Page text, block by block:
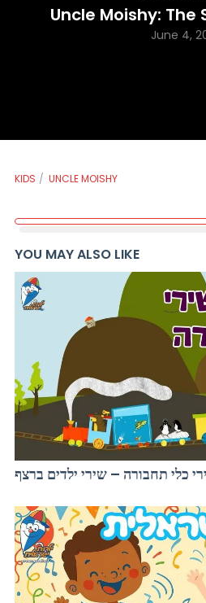
Uncle Moishy: The
June 4,
KIDS UNCLE MOISHY
YOU MAY ALSO LIKE
כלי תחבורה – שירי ילדים ברצף